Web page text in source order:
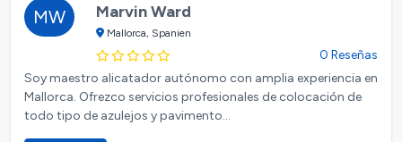
MW Marvin Ward
Mallorca, Spanien
0 Reseñas
Soy maestro alicatador autónomo con amplia experiencia en
Mallorca. Ofrezco servicios profesionales de colocación de
todo tipo de azulejos y pavimento...